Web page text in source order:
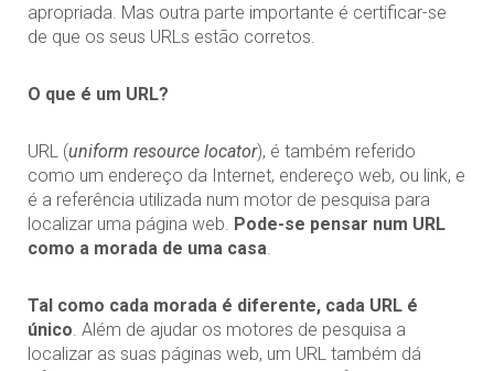
apropriada. Mas outra parte importante é certificar-se
de que os seus URLs estão corretos.
O que é um URL?
URL (uniform resource locator), é também referido
como um endereço da Internet, endereço web, ou link, e
é a referência utilizada num motor de pesquisa para
localizar uma página web. Pode-se pensar num URL
como a morada de uma casa
Tal como cada morada é diferente, cada URL é
único . Além de ajudar os motores de pesquisa a
localizar as suas páginas web, um URL também dá